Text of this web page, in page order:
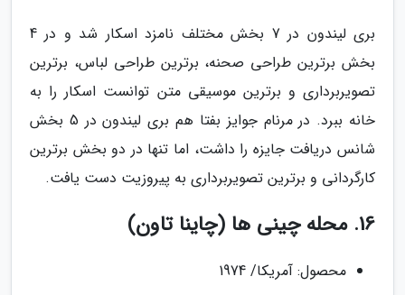
بری لیندون در 7 بخش مختلف نامزد اسکار شد و در 4
بخش برترین طراحی صحنه، برترین طراحی لباس، برترین
تصویربرداری و برترین موسیقی متن توانست اسکار را به
خانه ببرد. در مرنام جوایز بفتا هم بری لیندون در 5 بخش
شانس دریافت جایزه را داشت، اما تنها در دو بخش برترین
کارگردانی و برترین تصویربرداری به پیروزیت دست یافت.
16. محله چینی ها (چاینا تاون)
محصول: آمریکا/ 1974